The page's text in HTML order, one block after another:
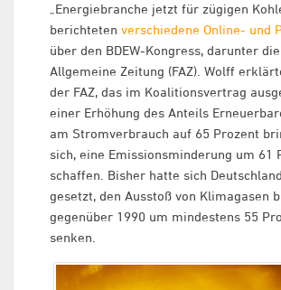
„Energiebranche jetzt für zügigen
berichteten verschiedene Online- und
über den BDEW-Kongress, darunter
Allgemeine Zeitung (FAZ). Wolff
der FAZ, das im Koalitionsvertrag
einer Erhöhung des Anteils
am Stromverbrauch auf 65 Prozent
sich, eine Emissionsminderung um 61
schaffen. Bisher hatte sich
gesetzt, den Ausstoß von Klimagasen
gegenüber 1990 um mindestens 55
senken.